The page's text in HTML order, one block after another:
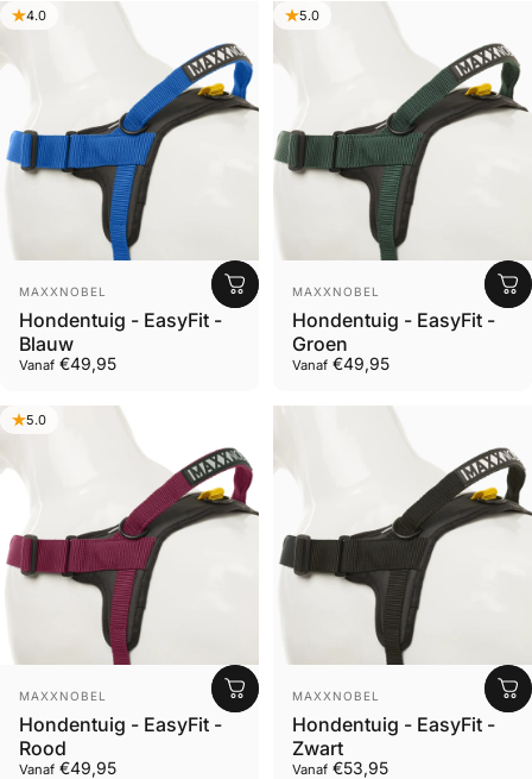
4.0
Leverancier
MAXXNOBEL
Hondentuig - EasyFit -
Blauw
Vanaf €49,95
5.0
Leverancier
MAXXNOBEL
Hondentuig - EasyFit -
Groen
Vanaf €49,95
5.0
Leverancier
MAXXNOBEL
Hondentuig - EasyFit -
Rood
Vanaf €49,95
Leverancier
MAXXNOBEL
Hondentuig - EasyFit -
Zwart
Vanaf €53,95